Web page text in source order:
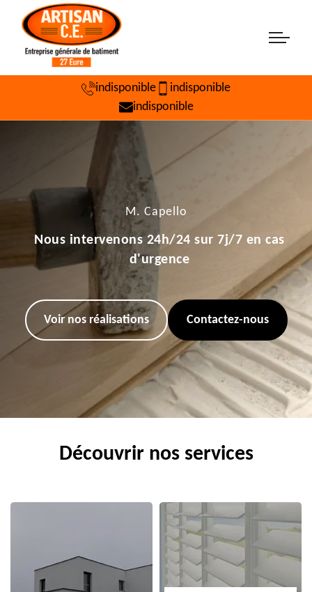
indisponible
indisponible
indisponible
M. Capello
Nous intervenons 24h/24 sur 7j/7 en cas
d'urgence
Voir nos réalisations Contactez-nous
Découvrir nos services